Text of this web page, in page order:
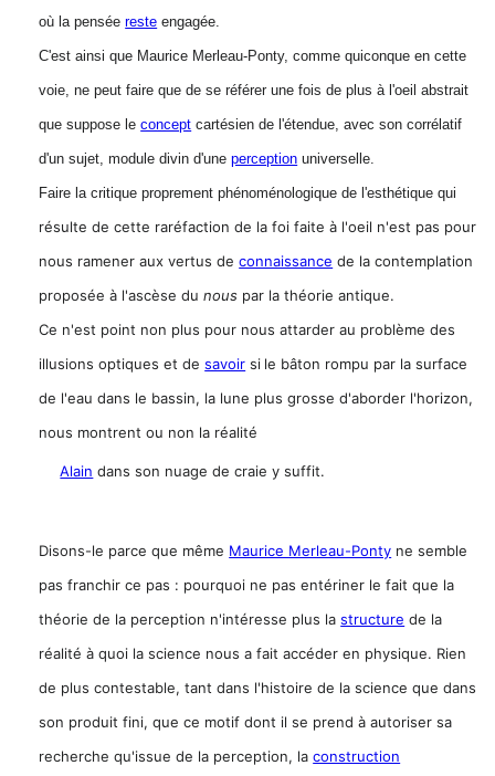
où la penséereste engagée.
C'est ainsi que Maurice Merleau-Ponty, comme quiconque en cette
voie, ne peut faire que de se référer une fois de plus à l'oeil abstrait
que suppose leconcept cartésien de l'étendue, avec son corrélatif
d'un sujet, module divin d'uneperception universelle.
Faire la critique proprement phénoménologique de l'esthétique qui
résulte de cette raréfaction de la foi faite à l'oeil n'est pas pour
nous ramener aux vertus deconnaissance de la contemplation
proposée à l'ascèse dunous par la théorie antique.
Ce n'est point non plus pour nous attarder au problème des
illusions optiques et desavoir si le bâton rompu par la surface
de l'eau dans le bassin, la lune plus grosse d'aborder l'horizon,
nous montrent ou non la réalité
Alain dans son nuage de craie y suffit.
Disons-le parce que même Maurice Merleau-Ponty ne semble
pas franchir ce pas : pourquoi ne pas entériner le fait que la
théorie de la perception n'intéresse plus lastructure de la
réalité à quoi la science nous a fait accéder en physique. Rien
de plus contestable, tant dans l'histoire de la science que dans
son produit fini, que ce motif dont il se prend à autoriser sa
recherche qu'issue de la perception, laconstruction